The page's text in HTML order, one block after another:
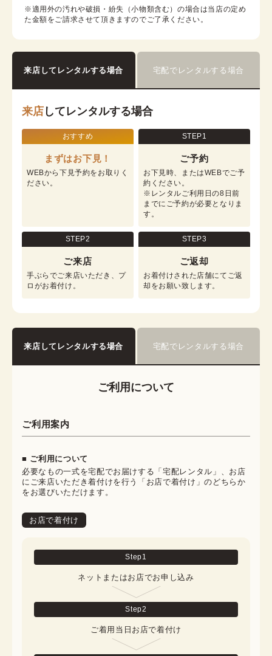
着付け最終受付時間：15:30
返却締め切り時間：17:30
※適用外の汚れや破損・紛失（小物類含む）の場合は当店の定め
た金額をご請求させて頂きますのでご了承ください。
来店してレンタルする場合 宅配でレンタルする場合
来店 してレンタルする場合
おすすめ
まずはお下見！
WEBから下見予約をお取りく
ださい。
STEP1
ご予約
お下見時、またはWEBでご予
約ください。
※レンタルご利用日の8日前
までにご予約が必要となりま
す。
STEP2
ご来店
手ぶらでご来店いただき、プ
ロがお着付け。
STEP3
ご返却
お着付けされた店舗にてご返
却をお願い致します。
来店してレンタルする場合 宅配でレンタルする場合
ご利用について
ご利用案内
■ ご利用について
必要なもの一式を宅配でお届けする「宅配レンタル」、お店
にご来店いただき着付けを行う「お店で着付け」のどちらか
をお選びいただけます。
お店で着付け
Step1
ネットまたはお店でお申し込み
Step2
ご着用当日お店で着付け